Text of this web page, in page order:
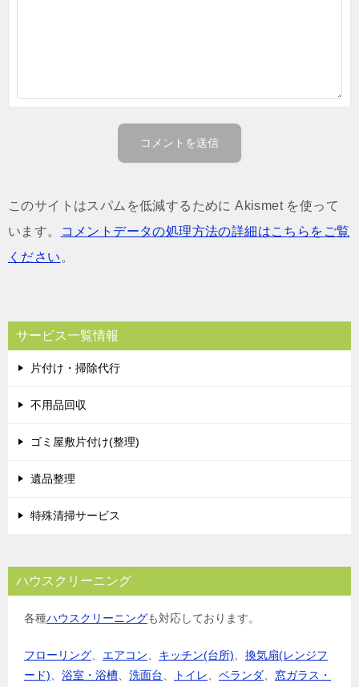
このサイトはスパムを低減するために Akismet を使って
います。
コメントデータの処理方法の詳細はこちらをご覧
ください 。
サービス一覧情報
片付け・掃除代行
不用品回収
ゴミ屋敷片付け(整理)
遺品整理
特殊清掃サービス
ハウスクリーニング
各種ハウスクリーニングも対応しております。
フローリング エアコン キッチン(台所)
換気扇(レンジフ
ード)
浴室・浴槽 洗面台 トイレ ベランダ
窓ガラス・